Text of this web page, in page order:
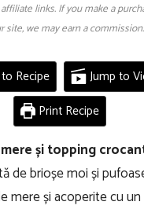
links. If you make a
site, we may earn a commission.
Recipe
Jump to
Print Recipe
și topping
de brioșe moi și
mere și acoperite cu